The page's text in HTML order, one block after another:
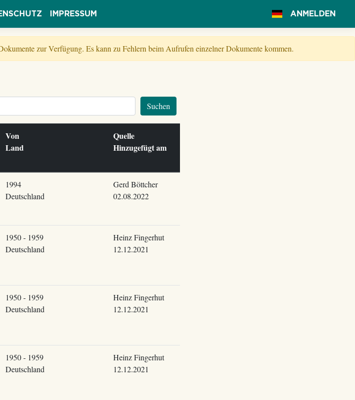
IMPRESSUM ANMELDEN
zur Verfügung. Es kann zu Fehlern beim Aufrufen einzelner Dokumente kommen.
Suchen
Von
Land
Quelle
Hinzugefügt am
1994
Deutschland
Gerd Böttcher
02.08.2022
1950 - 1959
Deutschland
Heinz Fingerhut
12.12.2021
1950 - 1959
Deutschland
Heinz Fingerhut
12.12.2021
1950 - 1959
Deutschland
Heinz Fingerhut
12.12.2021